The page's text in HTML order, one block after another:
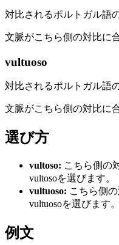
対比されるポルトガル語
文脈がこちら側の対比に
vultuoso
対比されるポルトガル語
文脈がこちら側の対比に
選び方
vultoso: こちら側の
vultosoを選びます。
vultuoso: こちら側
vultuosoを選びます。
例文